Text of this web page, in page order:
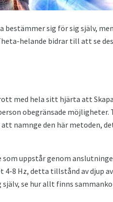
sig för sig själv,
helande bidrar till att se
med hela sitt hjärta att
obegränsade
namnge den här metoden,
uppstår genom
8 Hz, detta tillstånd av djup
se hur allt finns